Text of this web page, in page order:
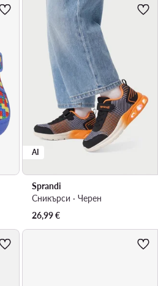
AI
Sprandi
Сникърси · Черен
26,99€